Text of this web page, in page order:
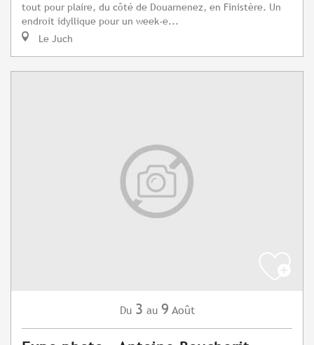
tout pour plaire, du côté de Douarnenez, en Finistère. Un
endroit idyllique pour un week-e...
Le Juch
Du 3 au 9 Août